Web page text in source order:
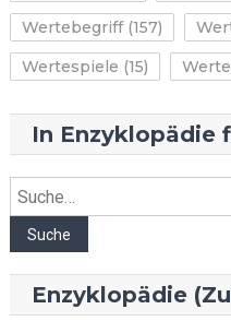
Wertebegriff(157)
Wertespiele (15)
In Enzyklopädie
Suche
Suche
Enzyklopädie